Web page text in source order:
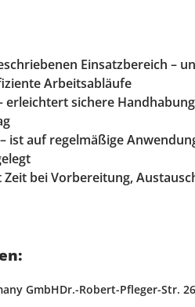
Einsatzbereich –
Arbeitsabläufe
erleichtert sichere
ist auf regelmäßige
Zeit bei Vorbereitung,
GmbHDr.-Robert-Pfleger-Str. 26